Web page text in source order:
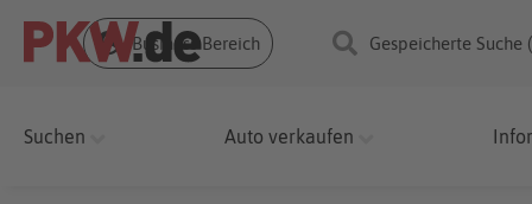
Business Bereich Gespeicherte Suche (
Suchen Auto verkaufen